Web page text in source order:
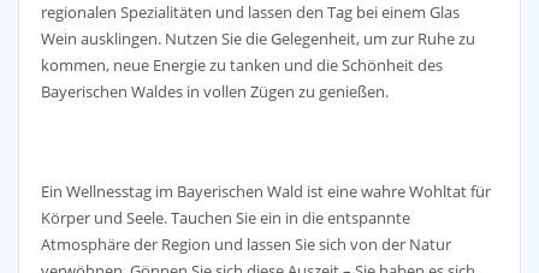
regionalen Spezialitäten und lassen den Tag bei einem Glas
Wein ausklingen. Nutzen Sie die Gelegenheit, um zur Ruhe zu
kommen, neue Energie zu tanken und die Schönheit des
Bayerischen Waldes in vollen Zügen zu genießen.
Ein Wellnesstag im Bayerischen Wald ist eine wahre Wohltat für
Körper und Seele. Tauchen Sie ein in die entspannte
Atmosphäre der Region und lassen Sie sich von der Natur